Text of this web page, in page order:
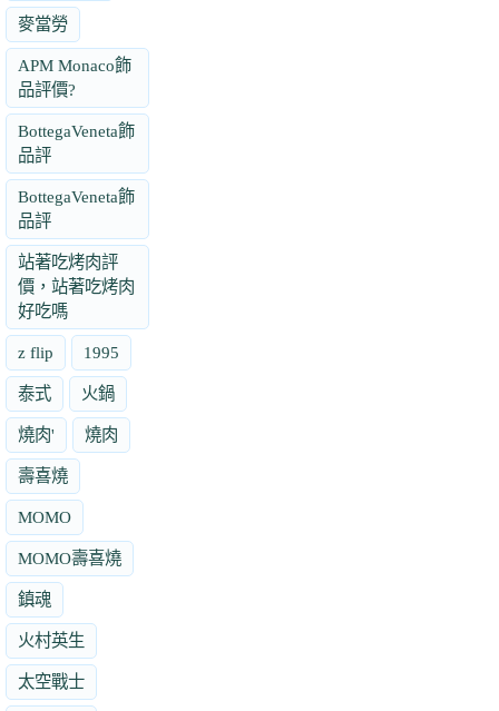
麥當勞
APM Monaco飾
品評價?
BottegaVeneta飾
品評
BottegaVeneta飾
品評
站著吃烤肉評
價，站著吃烤肉
好吃嗎
z flip 1995
泰式 火鍋
燒肉' 燒肉
壽喜燒
MOMO
MOMO壽喜燒
鎮魂
火村英生
太空戰士